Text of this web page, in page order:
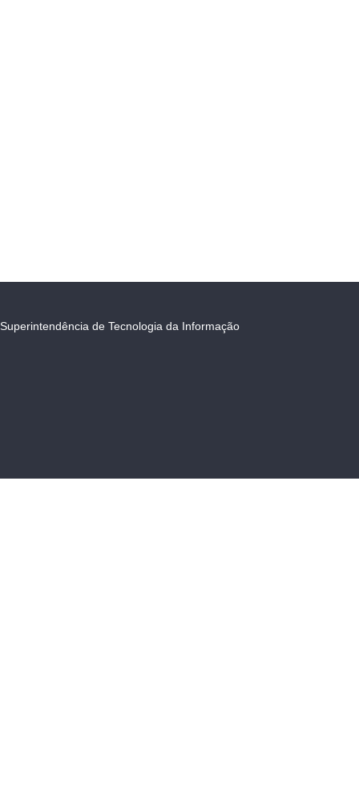
Superintendência de Tecnologia da Informação